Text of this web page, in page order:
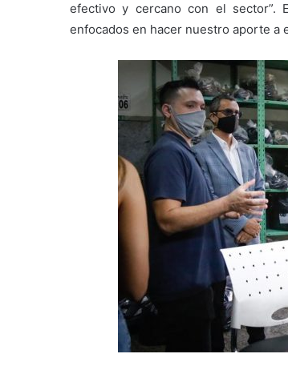
efectivo y cercano con el sector”.
enfocados en hacer nuestro aporte a